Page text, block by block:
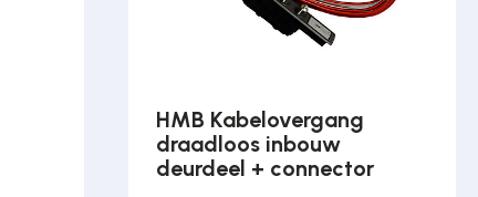
HMB Kabelovergang
draadloos inbouw
deurdeel + connector